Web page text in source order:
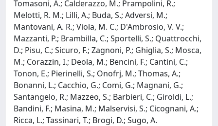
Tomasoni, A.; Calderazzo, M.; Prampolini, R.;
Melotti, R. M.; Lilli, A.; Buda, S.; Adversi, M.;
Mantovani, A. R.; Viola, M. C.; D'Ambrosio, V. V.;
Mazzanti, P.; Brambilla, C.; Sportelli, S.; Quattrocchi,
D.; Pisu, C.; Sicuro, F.; Zagnoni, P.; Ghiglia, S.; Mosca,
M.; Corazzin, I.; Deola, M.; Bencini, F.; Cantini, C.;
Tonon, E.; Pierinelli, S.; Onofrj, M.; Thomas, A.;
Bonanni, L.; Cacchio, G.; Comi, G.; Magnani, G.;
Santangelo, R.; Mazzeo, S.; Barbieri, C.; Giroldi, L.;
Bandini, F.; Masina, M.; Malservisi, S.; Cicognani, A.;
Ricca, L.; Tassinari, T.; Brogi, D.; Sugo, A.